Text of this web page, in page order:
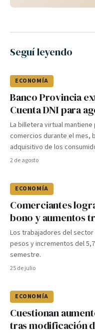
Seguí leyendo
ECONOMÍA
Banco Provincia
Cuenta DNI para
La billetera virtual
comercios durante el mes,
adquisitivo de los
2 de agosto
ECONOMÍA
Comerciantes
bono y aumentos
Los trabajadores del
pesos y incrementos del
semestre.
25 de julio
ECONOMÍA
Cuestionan
tras modificación